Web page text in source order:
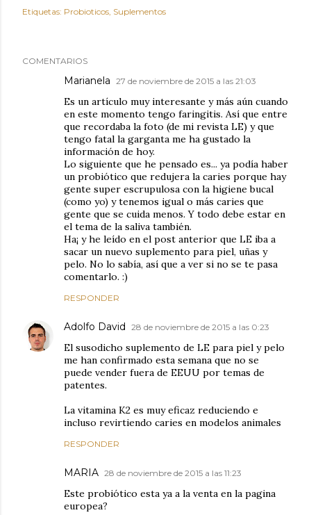
Etiquetas: Probioticos Suplementos
COMENTARIOS
Marianela 27 de noviembre de 2015 a las 21:03
Es un artículo muy interesante y más aún cuando
en este momento tengo faringitis. Así que entre
que recordaba la foto (de mi revista LE) y que
tengo fatal la garganta me ha gustado la
información de hoy.
Lo siguiente que he pensado es... ya podía haber
un probiótico que redujera la caries porque hay
gente super escrupulosa con la higiene bucal
(como yo) y tenemos igual o más caries que
gente que se cuida menos. Y todo debe estar en
el tema de la saliva también.
Ha¡ y he leído en el post anterior que LE iba a
sacar un nuevo suplemento para piel, uñas y
pelo. No lo sabía, así que a ver si no se te pasa
comentarlo. :)
RESPONDER
Adolfo David 28 de noviembre de 2015 a las 0:23
El susodicho suplemento de LE para piel y pelo
me han confirmado esta semana que no se
puede vender fuera de EEUU por temas de
patentes.
La vitamina K2 es muy eficaz reduciendo e
incluso revirtiendo caries en modelos animales
RESPONDER
MARIA 28 de noviembre de 2015 a las 11:23
Este probiótico esta ya a la venta en la pagina
europea?